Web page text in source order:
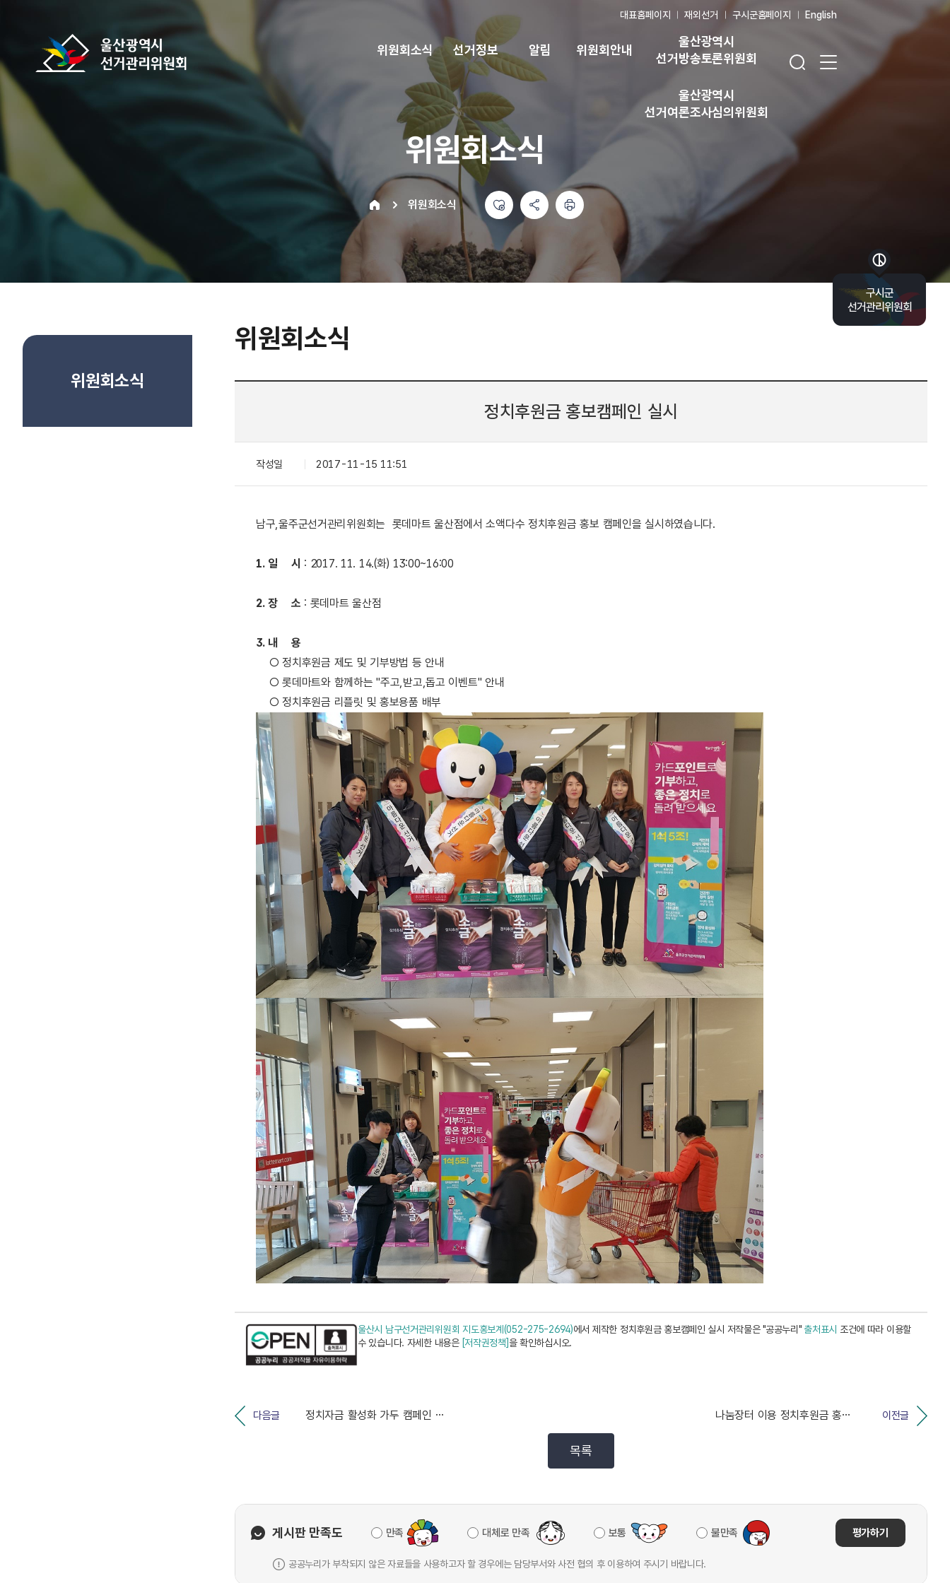
대표홈페이지 재외선거 구시군홈페이지 English
위원회소식 선거정보 알림 위원회안내
울산광역시
선거방송토론위원회
울산광역시
선거여론조사심의위원회
위원회소식
위원회소식
위원회소식
위원회소식
정치후원금 홍보캠페인 실시
작성일 2017-11-15 11:51
남구,울주군선거관리위원회는 롯데마트 울산점에서 소액다수 정치후원금 홍보 캠페인을 실시하였습니다.
1. 일 시 : 2017. 11. 14.(화) 13:00~16:00
2. 장 소 : 롯데마트 울산점
3. 내 용
○ 정치후원금 제도 및 기부방법 등 안내
○ 롯데마트와 함께하는 "주고,받고,돕고 이벤트" 안내
○ 정치후원금 리플릿 및 홍보용품 배부
울산시 남구선거관리위원회 지도홍보계(052-275-2694)에서 제작한 정치후원금 홍보캠페인 실시 저작물은 "공공누리" 출처표시 조건에 따라 이용할
수 있습니다. 자세한 내용은 [저작권정책]을 확인하십시오.
다음글 정치자금 활성화 가두 캠페인 실시 이전글
나눔장터 이용 정치후원금 홍보캠페인 실시
목록
게시판 만족도 만족 대체로 만족 보통 불만족 평가하기
공공누리가 부착되지 않은 자료들을 사용하고자 할 경우에는 담당부서와 사전 협의 후 이용하여 주시기 바랍니다.
구시군
선거관리위원회
바로가기 목록 열기